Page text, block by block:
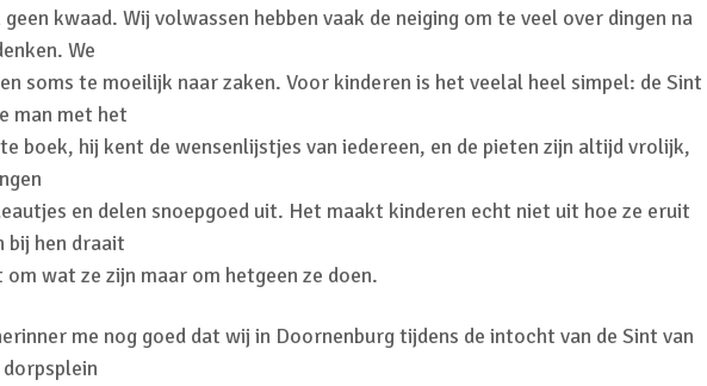
geen kwaad. Wij volwassen hebben vaak de neiging om te veel over dingen na
We
soms te moeilijk naar zaken. Voor kinderen is het veelal heel simpel: de Sint
man met het
boek, hij kent de wensenlijstjes van iedereen, en de pieten zijn altijd vrolijk,
en delen snoepgoed uit. Het maakt kinderen echt niet uit hoe ze eruit
bij hen draait
om wat ze zijn maar om hetgeen ze doen.
me nog goed dat wij in Doornenburg tijdens de intocht van de Sint van